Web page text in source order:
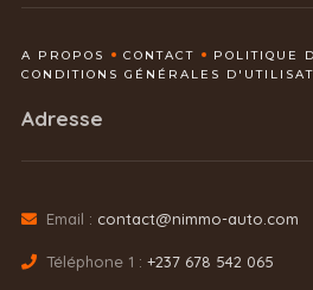
A PROPOS CONTACT
POLITIQUE
CONDITIONS GÉNÉRALES
Adresse
Email : contact@nimmo-auto.com
Téléphone 1 : +237 678 542 065